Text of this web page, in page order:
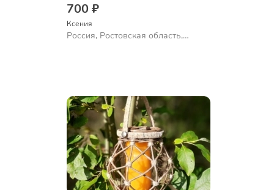
700 ₽
Ксения
Россия, Ростовская область,